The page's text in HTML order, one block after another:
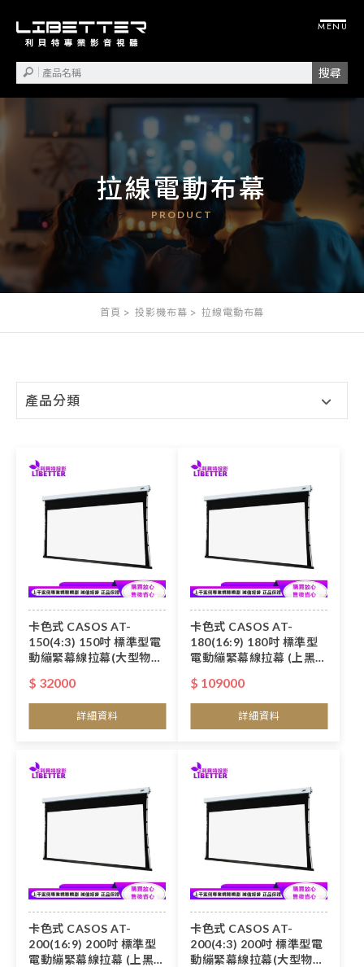
拉線電動布幕
首頁 投影機布幕 拉線電動布幕
產品分類
卡色式 CASOS AT-
150(4:3) 150吋 標準型電
動繃緊幕線拉幕(大型物品
$ 32000
詳細資料
卡色式 CASOS AT-
180(16:9) 180吋 標準型
電動繃緊幕線拉幕 (上黑
計)
$ 109000
詳細資料
卡色式 CASOS AT-
200(16:9) 200吋 標準型
電動繃緊幕線拉幕 (上黑
卡色式 CASOS AT-
200(4:3) 200吋 標準型電
動繃緊幕線拉幕(大型物品